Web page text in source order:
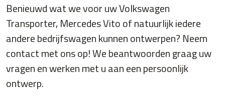
Benieuwd wat we voor uw Volkswagen
Transporter, Mercedes Vito of natuurlijk iedere
andere bedrijfswagen kunnen ontwerpen? Neem
contact met ons op! We beantwoorden graag uw
vragen en werken met u aan een persoonlijk
ontwerp.